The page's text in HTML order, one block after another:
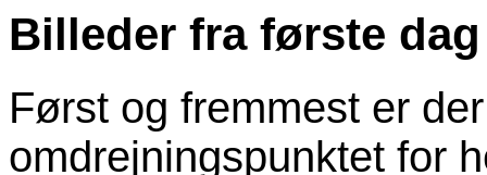
Billeder fra første dag
Først og fremmest er
omdrejningspunktet for